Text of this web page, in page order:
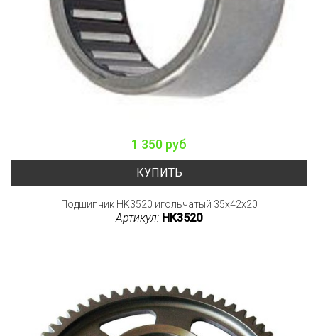
1 350 руб
КУПИТЬ
Подшипник HK3520 игольчатый 35x42x20
Артикул: HK3520